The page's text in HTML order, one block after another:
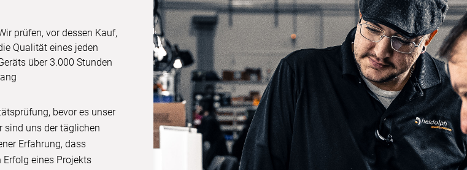
prüfen, vor dessen Kauf,
Qualität eines jeden
über 3.000 Stunden
bevor es unser
sind uns der täglichen
Erfahrung, dass
eines Projekts